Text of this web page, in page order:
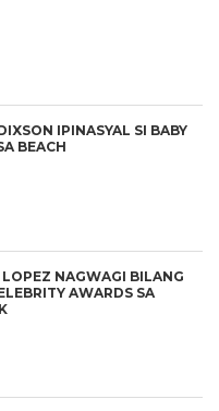
IPINASYAL SI BABY
BEACH
LOPEZ NAGWAGI BILANG
AWARDS SA